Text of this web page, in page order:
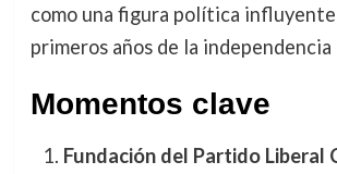
como una figura política
primeros años de la independencia
Momentos clave
Fundación del Partido Liberal